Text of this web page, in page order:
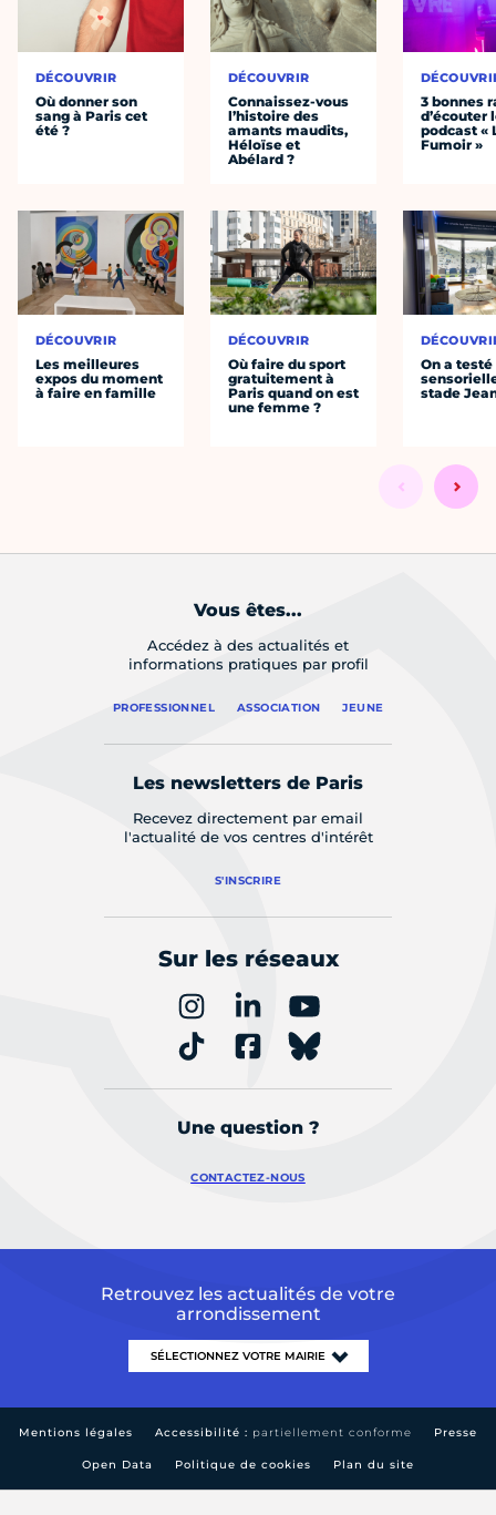
DÉCOUVRIR
Où donner son
sang à Paris cet
été ?
DÉCOUVRIR
Les meilleures
expos du moment
à faire en famille
DÉCOUVRIR
Connaissez-vous
l’histoire des
amants maudits,
Héloïse et
Abélard ?
DÉCOUVRIR
Où faire du sport
gratuitement à
Paris quand on est
une femme ?
3 bonnes
d’écouter
podcast «
Fumoir »
On a
stade
Vous êtes...
Accédez à des actualités et
informations pratiques par profil
PROFESSIONNEL ASSOCIATION JEUNE
Les newsletters de Paris
Recevez directement par email
l'actualité de vos centres d'intérêt
S'INSCRIRE
Sur les réseaux
Une question ?
CONTACTEZ-NOUS
Retrouvez les actualités de votre
arrondissement
Mentions légales Accessibilité : partiellement conforme Presse
Open Data Politique de cookies Plan du site